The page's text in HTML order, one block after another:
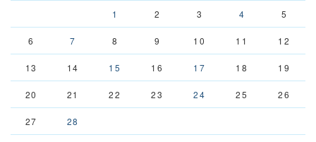
1
2 3 4 5
6 7 8 9 10 11 12
13 14 15 16 17 18 19
20 21 22 23 24 25 26
27 28